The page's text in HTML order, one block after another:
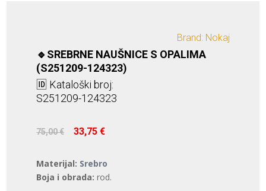
Brand: Nokaj
🔹SREBRNE NAUŠNICE S OPALIMA
(S251209-124323)
🆔 Kataloški broj:
S251209-124323
75,00€ Izvorna
cijena
bila
je:
75,00 €.
33,75€
Materijal: Srebro
Boja i obrada: rod.